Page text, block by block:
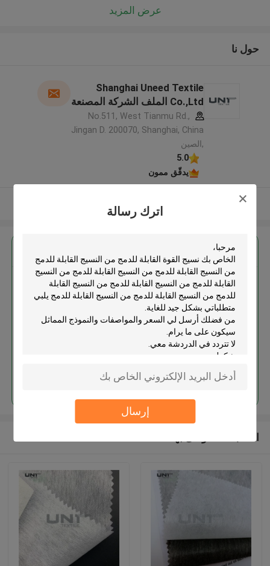
اترك رسالة
إرسال
عرض المزيد
حول نا
Shanghai Uneed Textile
Co.,Ltd الملف الشركة المصنعة
No.511, West Tianmu Rd.,
Jingan D. 200070, Shanghai, China
,الصين
5.0
يدقّق ممون
عرض المزيد
نسيج القوة القابلة للدمج من النسيج
القابلة للدمج من النسيج القابلة
للدمج من النسيج القابلة للدمج من
النسيج القابلة للدمج من النسيج
القابلة للدمج من النسيج القابلة
استمر
المنتجات الموصى بها